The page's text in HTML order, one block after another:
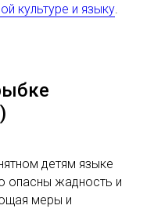
культуре и языку.
детям языке
опасны жадность и
меры и